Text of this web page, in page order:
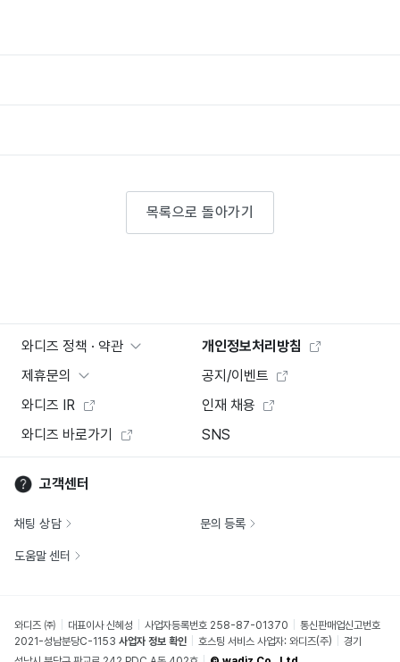
목록으로 돌아가기
와디즈 정책 · 약관
개인정보처리방침
제휴문의
공지/이벤트
와디즈 IR
인재 채용
와디즈 바로가기
SNS
고객센터
채팅 상담 문의 등록
도움말 센터
와디즈 ㈜ 대표이사 신혜성 사업자등록번호 258-87-01370
통신판매업신고번호
2021-성남분당C-1153 사업자 정보 확인 호스팅 서비스 사업자: 와디즈(주)
경기